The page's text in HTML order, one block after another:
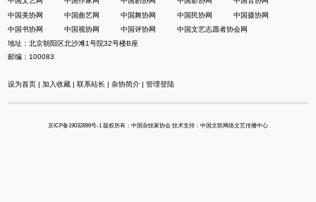
中国美协网
中国曲艺网 中国舞协网 中国民协网
中国摄协网
中国书协网
中国视协网 中国评协网
中国文艺志愿者协会网
地址：北京朝阳区北沙滩1号院32号楼B座
邮编：100083
设为首页 |加入收藏 |联系站长 |杂协简介 |管理登陆
京ICP备19032899号-1 版权所有：中国杂技家协会 技术支持：中国文联网络文艺传播中心